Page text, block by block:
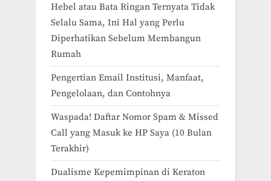
Hebel atau Bata Ringan Ternyata Tidak
Selalu Sama, Ini Hal yang Perlu
Diperhatikan Sebelum Membangun
Rumah
Pengertian Email Institusi, Manfaat,
Pengelolaan, dan Contohnya
Waspada! Daftar Nomor Spam & Missed
Call yang Masuk ke HP Saya (10 Bulan
Terakhir)
Dualisme Kepemimpinan di Keraton